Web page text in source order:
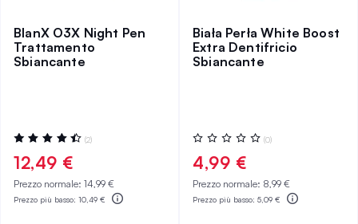
BlanX O3X Night Pen
Trattamento
Sbiancante
Valutazione:
90%
(2)
12,49 €
Prezzo normale: 14,99 €
Prezzo più basso: 10,49 €
Biała Perła White Boost
Extra Dentifricio
Sbiancante
Valutazione:
0%
(0)
4,99 €
Prezzo normale: 8,99 €
Prezzo più basso: 5,09 €